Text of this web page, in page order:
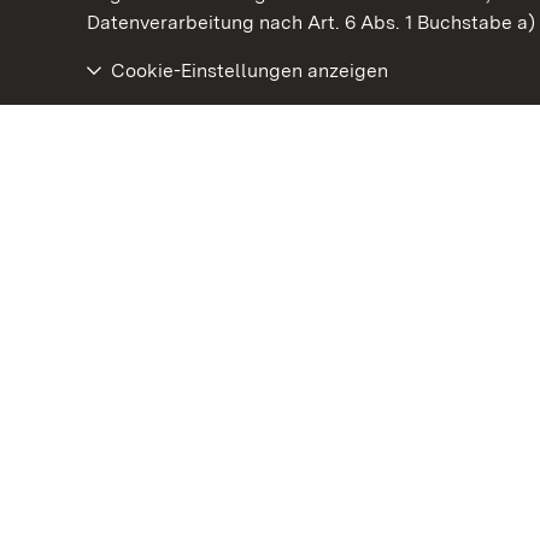
Datenverarbeitung nach Art. 6 Abs. 1 Buchstabe a)
Cookie-Einstellungen anzeigen